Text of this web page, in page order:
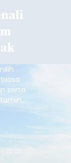
serta
15:05